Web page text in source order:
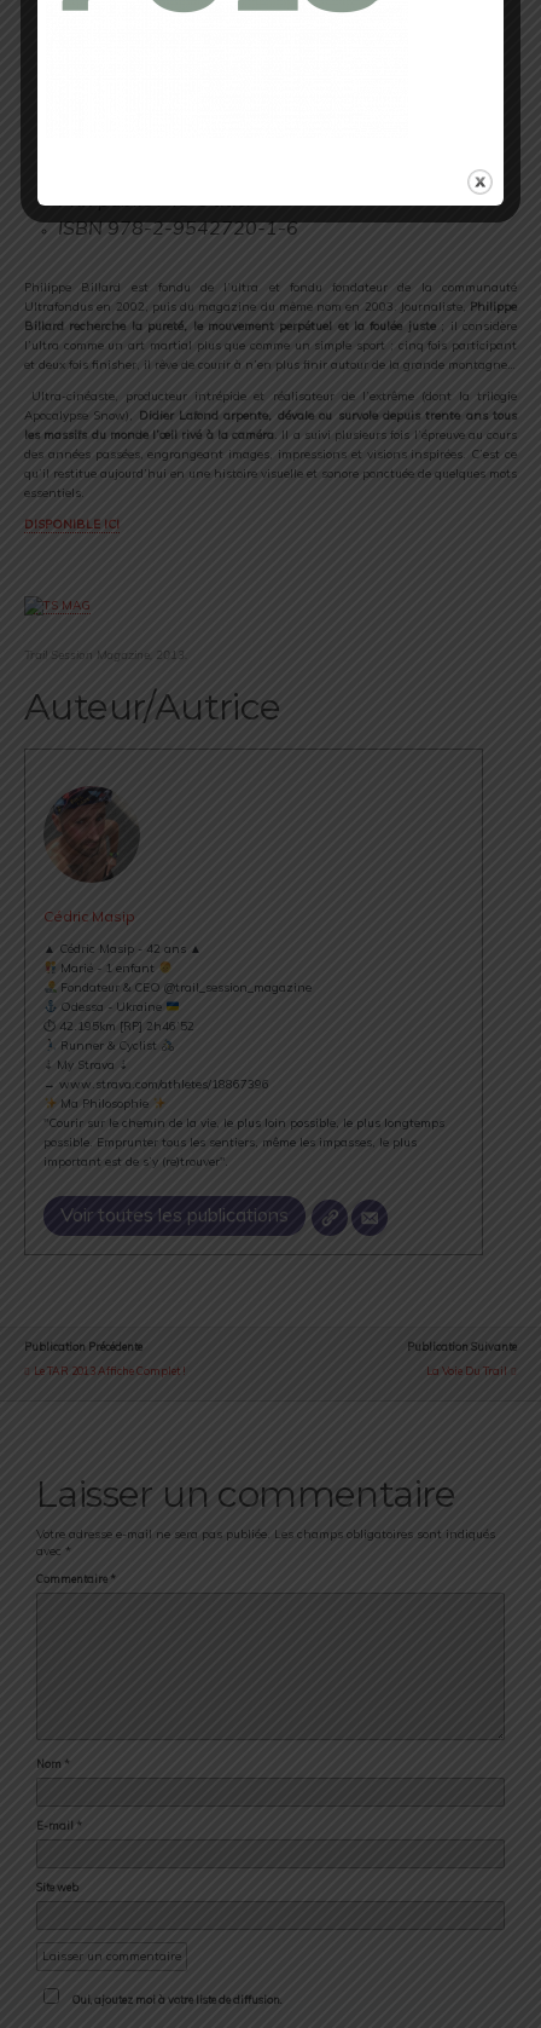
144 pages, environ 175 illustrations
Prix public : 49 € t.t.c.
ISBN 978-2-9542720-1-6
Philippe Billard est fondu de l’ultra et fondu fondateur de la communauté
Ultrafondus en 2002, puis du magazine du même nom en 2003. Journaliste, Philippe
Billard recherche la pureté, le mouvement perpétuel et la foulée juste; il considère
l’ultra comme un art martial plus que comme un simple sport ; cinq fois participant
et deux fois finisher, il rêve de courir à n’en plus finir autour de la grande montagne…
Ultra-cinéaste, producteur intrépide et réalisateur de l’extrême (dont la trilogie
Apocalypse Snow), Didier Lafond arpente, dévale ou survole depuis trente ans tous
les massifs du monde l’œil rivé à la caméra . Il a suivi plusieurs fois l’épreuve au cours
des années passées, engrangeant images, impressions et visions inspirées. C’est ce
qu’il restitue aujourd’hui en une histoire visuelle et sonore ponctuée de quelques mots
essentiels.
DISPONIBLE ICI
Trail Session Magazine, 2013.
Auteur/Autrice
Cédric Masip
▲ Cédric Masip - 42 ans ▲
Marié - 1 enfant
Fondateur & CEO @trail_session_magazine
Odessa - Ukraine
⏱ 42.195km [RP] 2h46’52
Runner & Cyclist
⇣ My Strava ⇣
→ www.strava.com/athletes/18867396
Ma Philosophie
"Courir sur le chemin de la vie, le plus loin possible, le plus longtemps
possible. Emprunter tous les sentiers, même les impasses, le plus
important est de s’y (re)trouver".
Voir toutes les publications
Publication Précédente
Le TAR 2013 Affiche Complet !
Publication Suivante
La Voie Du Trail
Laisser un commentaire
Votre adresse e-mail ne sera pas publiée. Les champs obligatoires sont indiqués
avec *
Commentaire *
Nom *
E-mail *
Site web
Oui, ajoutez moi à votre liste de diffusion.